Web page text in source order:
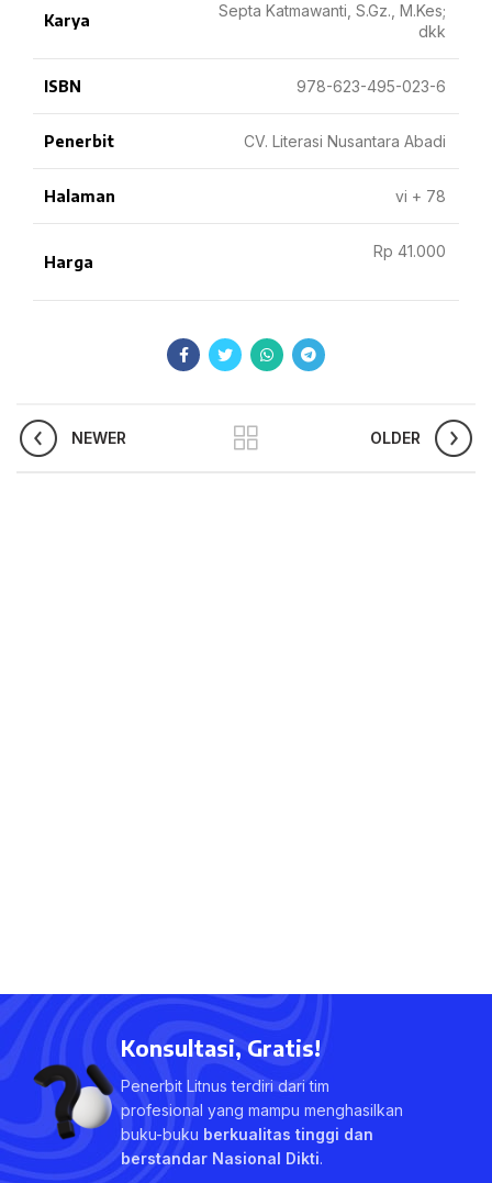
Karya
Septa Katmawanti, S.Gz., M.Kes;
dkk
ISBN 978-623-495-023-6
Penerbit CV. Literasi Nusantara Abadi
Halaman vi + 78
Harga
Rp 41.000
NEWER OLDER
Konsultasi, Gratis!
Penerbit Litnus terdiri dari tim
profesional yang mampu menghasilkan
buku-buku berkualitas tinggi dan
berstandar Nasional Dikti.